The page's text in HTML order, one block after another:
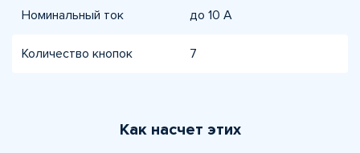
Номинальный ток до 10 A
Количество кнопок 7
Как насчет этих